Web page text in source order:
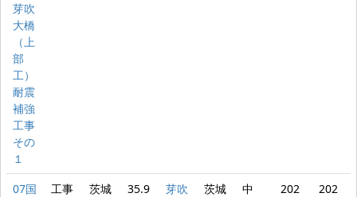
芽吹
大橋
（上
部
工）
耐震
補強
工事
その
１
07国
工事
茨城
35.9
芽吹
茨城
中
202
202